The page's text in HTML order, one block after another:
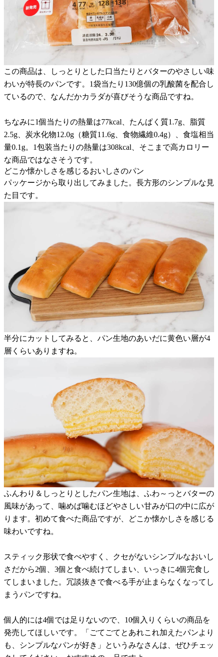
この商品は、しっとりとした口当たりとバターのやさしい味
わいが特長のパンです。1袋当たり130億個の乳酸菌を配合し
ているので、なんだかカラダが喜びそうな商品ですね。
ちなみに1個当たりの熱量は77kcal、たんぱく質1.7g、脂質
2.5g、炭水化物12.0g（糖質11.6g、食物繊維0.4g）、食塩相当
量0.1g。1包装当たりの熱量は308kcal、そこまで高カロリー
な商品ではなさそうです。
どこか懐かしさを感じるおいしさのパン
パッケージから取り出してみました。長方形のシンプルな見
た目です。
半分にカットしてみると、パン生地のあいだに黄色い層が4
層くらいありますね。
ふんわり＆しっとりとしたパン生地は、ふわ～っとバターの
風味があって、噛めば噛むほどやさしい甘みが口の中に広が
ります。初めて食べた商品ですが、どこか懐かしさを感じる
味わいですね。
スティック形状で食べやすく、クセがないシンプルなおいし
さだから2個、3個と食べ続けてしまい、いっきに4個完食し
てしまいました。冗談抜きで食べる手が止まらなくなってし
まうパンですね。
個人的には4個では足りないので、10個入りくらいの商品を
発売してほしいです。「ごてごてとあれこれ加えたパンより
も、シンプルなパンが好き」というみなさんは、ぜひチェッ